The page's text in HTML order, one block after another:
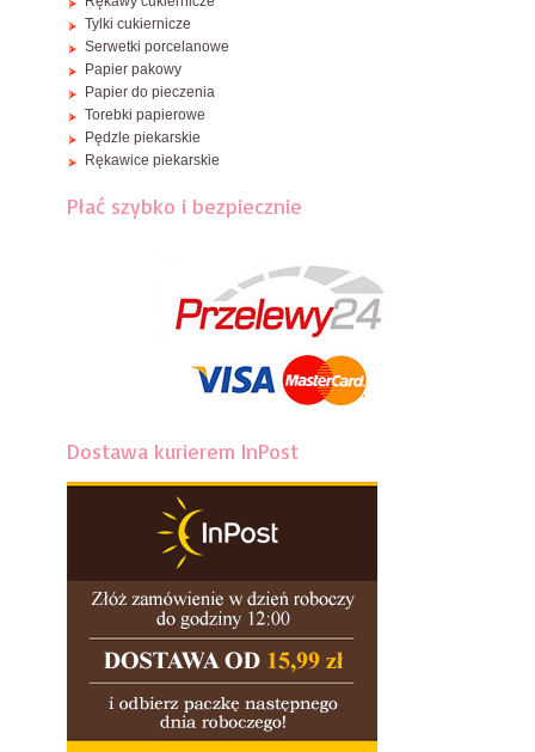
Tylki cukiernicze
Serwetki porcelanowe
Papier pakowy
Papier do pieczenia
Torebki papierowe
Pędzle piekarskie
Rękawice piekarskie
Płać szybko i bezpiecznie
Dostawa kurierem InPost